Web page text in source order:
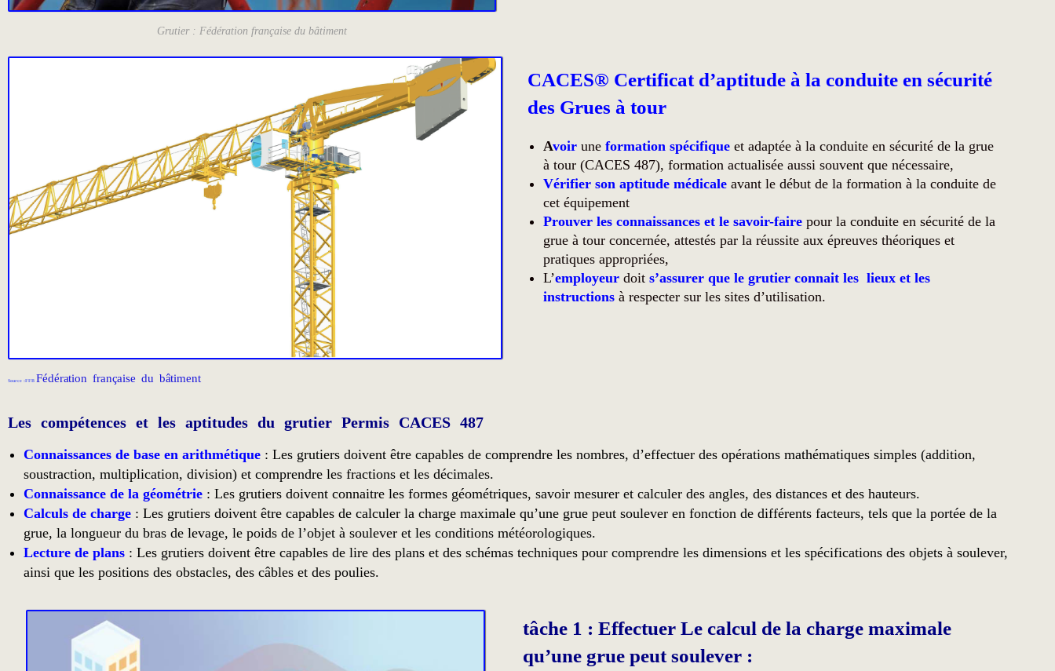
Grutier : Fédération française du bâtiment
Source :FFB Fédération française du bâtiment
CACES® Certificat d’aptitude à la conduite en sécurité
des Grues à tour
Avoir une formation spécifique et adaptée à la conduite en sécurité de la grue
à tour (CACES 487), formation actualisée aussi souvent que nécessaire,
Vérifier son aptitude médicale avant le début de la formation à la conduite de
cet équipement
Prouver les connaissances et le savoir-faire pour la conduite en sécurité de la
grue à tour concernée, attestés par la réussite aux épreuves théoriques et
pratiques appropriées,
L’employeur doit s’assurer que le grutier connait les lieux et les
instructions à respecter sur les sites d’utilisation.
Les compétences et les aptitudes du grutier Permis CACES 487
Connaissances de base en arithmétique : Les grutiers doivent être capables de comprendre les nombres, d’effectuer des opérations mathématiques simples (addition,
soustraction, multiplication, division) et comprendre les fractions et les décimales.
Connaissance de la géométrie : Les grutiers doivent connaitre les formes géométriques, savoir mesurer et calculer des angles, des distances et des hauteurs.
Calculs de charge : Les grutiers doivent être capables de calculer la charge maximale qu’une grue peut soulever en fonction de différents facteurs, tels que la portée de la
grue, la longueur du bras de levage, le poids de l’objet à soulever et les conditions météorologiques.
Lecture de plans : Les grutiers doivent être capables de lire des plans et des schémas techniques pour comprendre les dimensions et les spécifications des objets à soulever,
ainsi que les positions des obstacles, des câbles et des poulies.
tâche 1 : Effectuer Le calcul de la charge maximale
qu’une grue peut soulever :